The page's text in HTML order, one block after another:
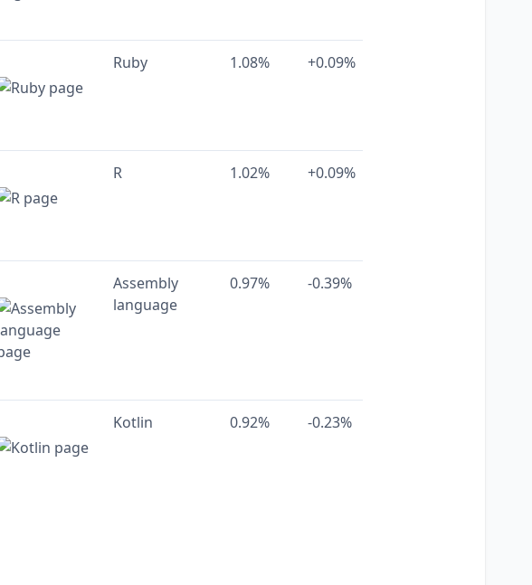
Ruby 1.08% +0.09%
R 1.02% +0.09%
Assembly
language
0.97% -0.39%
Kotlin 0.92% -0.23%